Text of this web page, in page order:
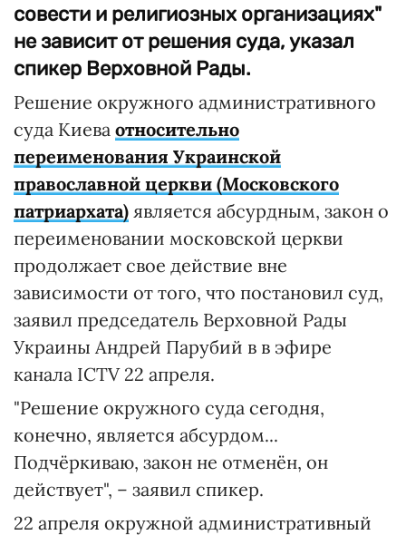
совести и религиозных организациях"
не зависит от решения суда, указал
спикер Верховной Рады.
Решение окружного административного
суда Киева относительно
переименования Украинской
православной церкви (Московского
патриархата) является абсурдным, закон о
переименовании московской церкви
продолжает свое действие вне
зависимости от того, что постановил суд,
заявил председатель Верховной Рады
Украины Андрей Парубий в в эфире
канала ICTV 22 апреля.
"Решение окружного суда сегодня,
конечно, является абсурдом...
Подчёркиваю, закон не отменён, он
действует", – заявил спикер.
22 апреля окружной административный